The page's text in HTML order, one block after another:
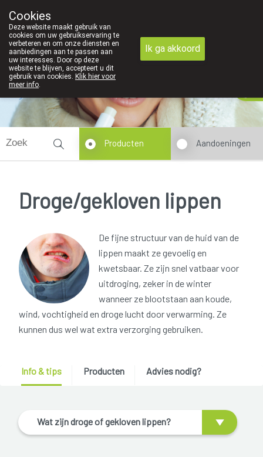
03/312 12 20
Producten Aandoeningen
Droge/gekloven lippen
De fijne structuur van de huid van de
lippen maakt ze gevoelig en
kwetsbaar. Ze zijn snel vatbaar voor
uitdroging, zeker in de winter
wanneer ze blootstaan aan koude,
wind, vochtigheid en droge lucht door verwarming. Ze
kunnen dus wel wat extra verzorging gebruiken.
Info & tips Producten Advies nodig?
Wat zijn droge of gekloven lippen?
Cookies
Deze website maakt gebruik van
cookies om uw gebruikservaring te
verbeteren en om onze diensten en
aanbiedingen aan te passen aan
uw interesses. Door op deze
website te blijven, accepteert u dit
gebruik van cookies. Klik hier voor
meer info.
Ik ga akkoord